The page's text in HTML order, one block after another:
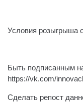
Условия розыгрыша
Быть подписанным
https://vk.com/
Сделать репост